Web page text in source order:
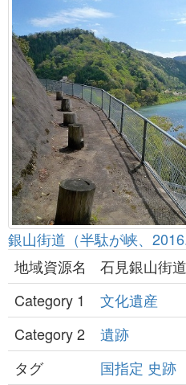
銀山街道（半駄が峡、
地域資源名
石見銀山街
Category 1
文化遺産
Category 2
遺跡
タグ
国指定 史跡